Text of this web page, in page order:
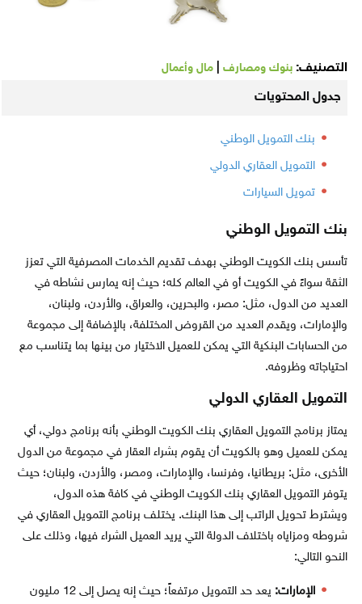
التصنيف: بنوك ومصارف| مال وأعمال
جدول المحتويات
بنك التمويل الوطني
التمويل العقاري الدولي
تمويل السيارات
بنك التمويل الوطني
تأسس بنك الكويت الوطني بهدف تقديم الخدمات المصرفية التي تعزز
الثقة سواءً في الكويت أو في العالم كله؛ حيث إنه يمارس نشاطه في
العديد من الدول، مثل: مصر، والبحرين، والعراق، والأردن، ولبنان،
والإمارات، ويقدم العديد من القروض المختلفة، بالإضافة إلى مجموعة
من الحسابات البنكية التي يمكن للعميل الاختيار من بينها بما يتناسب مع
احتياجاته وظروفه.
التمويل العقاري الدولي
يمتاز برنامج التمويل العقاري بنك الكويت الوطني بأنه برنامج دولي، أي
يمكن للعميل وهو بالكويت أن يقوم بشراء العقار في مجموعة من الدول
الأخرى، مثل: بريطانيا، وفرنسا، والإمارات، ومصر، والأردن، ولبنان؛ حيث
يتوفر التمويل العقاري بنك الكويت الوطني في كافة هذه الدول،
ويشترط تحويل الراتب إلى هذا البنك. يختلف برنامج التمويل العقاري في
شروطه ومزاياه باختلاف الدولة التي يريد العميل الشراء فيها، وذلك على
النحو التالي:
الإمارات:
يعد حد التمويل مرتفعاً؛ حيث إنه يصل إلى 12 مليون